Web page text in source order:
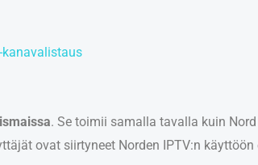
kanavalistaus
. Se toimii samalla tavalla kuin
ovat siirtyneet Norden IPTV:n käyttöön